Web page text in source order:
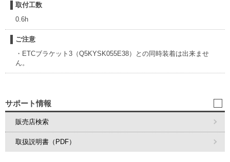
取付工数
0.6h
ご注意
・ETCブラケット3（Q5KYSK055E38）との同時装着は出来ませ
ん。
サポート情報
販売店検索
取扱説明書（PDF）